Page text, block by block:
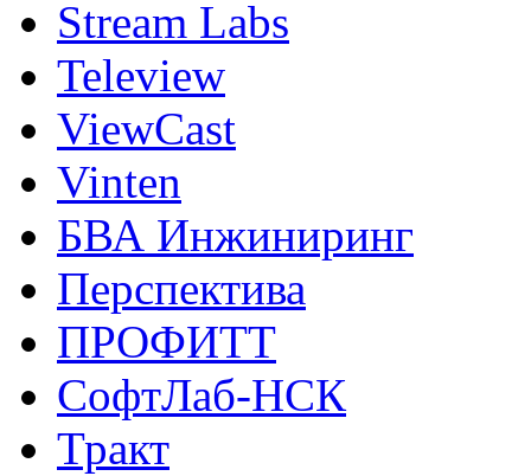
Stream Labs
Teleview
ViewCast
Vinten
БВА Инжиниринг
Перспектива
ПРОФИТТ
СофтЛаб-НСК
Тракт